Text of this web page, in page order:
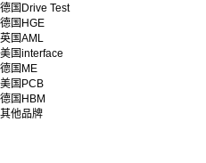
德国Drive Test
德国HGE
英国AML
美国interface
德国ME
美国PCB
德国HBM
其他品牌